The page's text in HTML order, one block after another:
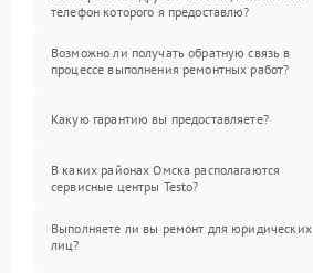
телефон которого я предоставлю?
Возможно ли получать обратную связь в
процессе выполнения ремонтных работ?
Какую гарантию вы предоставляете?
В каких районах Омска располагаются
сервисные центры Testo?
Выполняете ли вы ремонт для юридических
лиц?